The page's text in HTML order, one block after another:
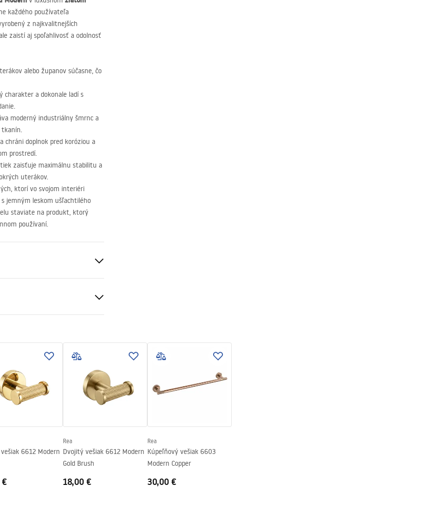
každého používateľa
z najkvalitnejších
zaistí aj spoľahlivosť a odolnosť
alebo županov súčasne, čo
charakter a dokonale ladí s
moderný industriálny šmrnc a
tkanín.
chráni doplnok pred koróziou a
prostredí.
zaisťuje maximálnu stabilitu a
uterákov.
ktorí vo svojom interiéri
jemným leskom ušľachtilého
staviate na produkt, ktorý
používaní.
_24.pdf
6612 Modern
€
Rea
Dvojitý vešiak 6612 Modern
Gold Brush
18,00 €
Rea
Kúpeľňový vešiak 6603
Modern Copper
30,00 €